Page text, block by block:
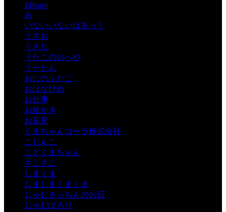
ZBrush
あ
いないいないばあっ！
うさお
うさじ
うたこのおへや
うーたん
おにのふたご
おはなひめ
お仕事
お絵かき
お花見
くまちゃんコーラ株式会社
こじんこ
こどくまちゃん
さこさこ
しまくま
しましまくまくま
じゃむきっちんのお店
じゃむぽろり